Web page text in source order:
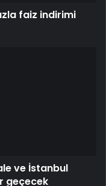
faiz indirimi
ve İstanbul
geçecek